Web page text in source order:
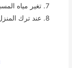
تغير مياه
عند ترك